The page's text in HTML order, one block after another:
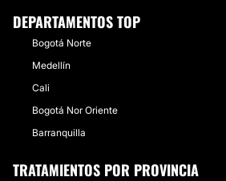
DEPARTAMENTOS TOP
Bogotá Norte
Medellín
Cali
Bogotá Nor Oriente
Barranquilla
TRATAMIENTOS POR PROVINCIA